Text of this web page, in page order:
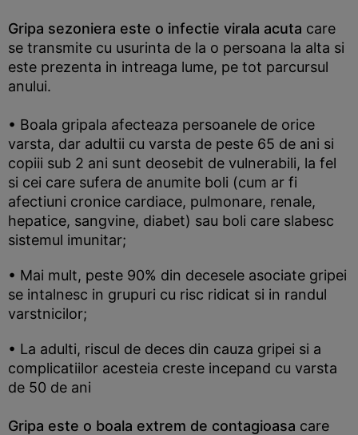
Gripa sezoniera este o infectie virala acuta care
se transmite cu usurinta de la o persoana la alta si
este prezenta in intreaga lume, pe tot parcursul
anului.
• Boala gripala afecteaza persoanele de orice
varsta, dar adultii cu varsta de peste 65 de ani si
copiii sub 2 ani sunt deosebit de vulnerabili, la fel
si cei care sufera de anumite boli (cum ar fi
afectiuni cronice cardiace, pulmonare, renale,
hepatice, sangvine, diabet) sau boli care slabesc
sistemul imunitar;
• Mai mult, peste 90% din decesele asociate gripei
se intalnesc in grupuri cu risc ridicat si in randul
varstnicilor;
• La adulti, riscul de deces din cauza gripei si a
complicatiilor acesteia creste incepand cu varsta
de 50 de ani
Gripa este o boala extrem de contagioasa care